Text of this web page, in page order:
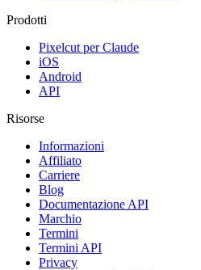
Prodotti
Pixelcut per Claude
iOS
Android
API
Risorse
Informazioni
Affiliato
Carriere
Blog
Documentazione API
Marchio
Termini
Termini API
Privacy